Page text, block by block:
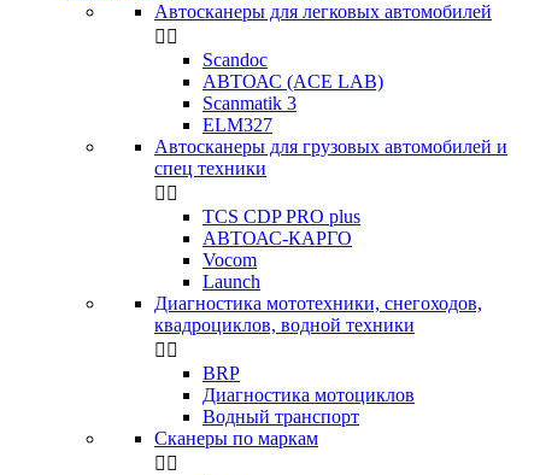
Автосканеры для легковых автомобилей
 
Scandoc
АВТОАС (ACE LAB)
Scanmatik 3
ELM327
Автосканеры для грузовых автомобилей и
спец техники
 
TCS CDP PRO plus
АВТОАС-КАРГО
Vocom
Launch
Диагностика мототехники, снегоходов,
квадроциклов, водной техники
 
BRP
Диагностика мотоциклов
Водный транспорт
Сканеры по маркам
 